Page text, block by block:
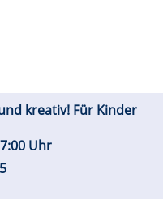
kreativ! Für Kinder
Uhr